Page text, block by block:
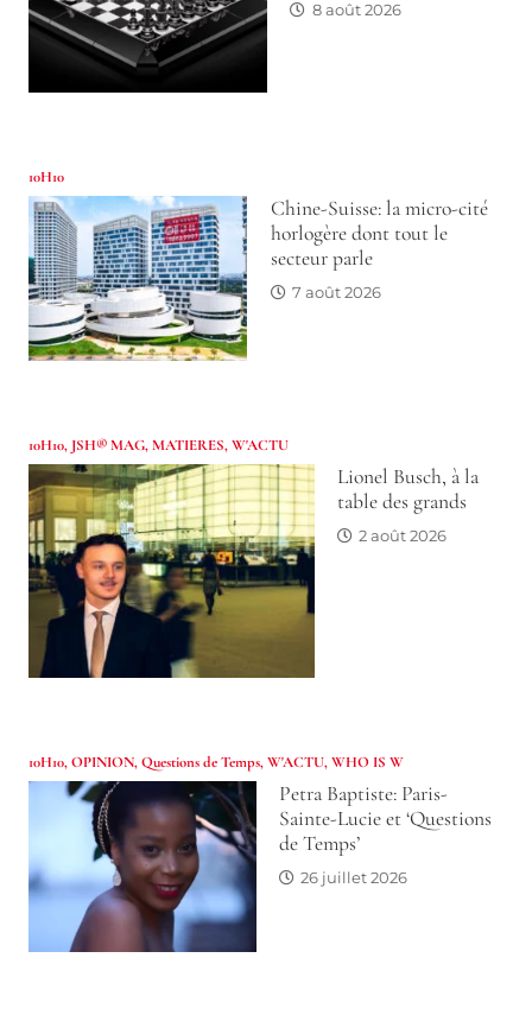
8 août 2026
10H10
Chine-Suisse: la micro-cité
horlogère dont tout le
secteur parle
7 août 2026
10H10, JSH® MAG,MATIERES,W'ACTU
Lionel Busch, à la
table des grands
2 août 2026
10H10,OPINION,Questions de Temps,W'ACTU,WHO IS W
Petra Baptiste: Paris-
Sainte-Lucie et ‘Questions
de Temps’
26 juillet 2026